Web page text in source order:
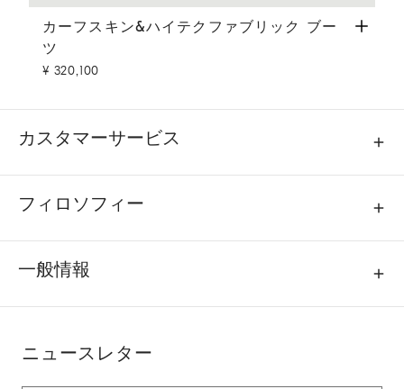
カーフスキン&ハイテクファブリック ブーツ カフェ
カーフスキン&ハイテクファブリック ブー
ツ
¥ 320,100
カスタマーサービス
フィロソフィー
一般情報
ニュースレター